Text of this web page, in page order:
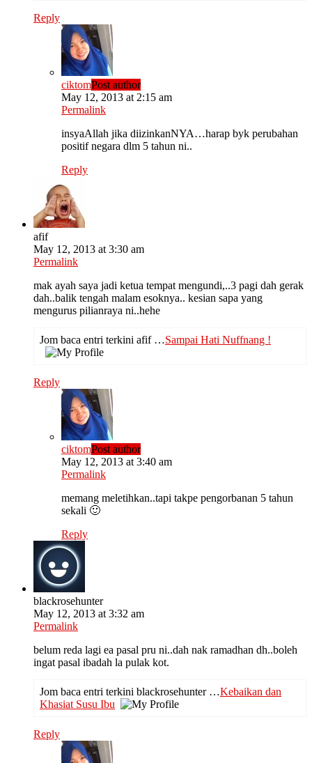
Reply
ciktomPost author
May 12, 2013 at 2:15 am
Permalink
insyaAllah jika diizinkanNYA…harap byk perubahan
positif negara dlm 5 tahun ni..
Reply
afif
May 12, 2013 at 3:30 am
Permalink
mak ayah saya jadi ketua tempat mengundi,..3 pagi dah gerak
dah..balik tengah malam esoknya.. kesian sapa yang
mengurus pilianraya ni..hehe
Jom baca entri terkini afif …Sampai Hati Nuffnang !
Reply
ciktomPost author
May 12, 2013 at 3:40 am
Permalink
memang meletihkan..tapi takpe pengorbanan 5 tahun
sekali 🙂
Reply
blackrosehunter
May 12, 2013 at 3:32 am
Permalink
belum reda lagi ea pasal pru ni..dah nak ramadhan dh..boleh
ingat pasal ibadah la pulak kot.
Jom baca entri terkini blackrosehunter …Kebaikan dan
Khasiat Susu Ibu
Reply